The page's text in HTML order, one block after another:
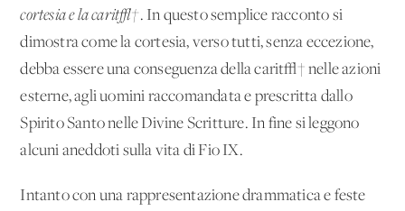
cortesia e la carit√†. In questo semplice racconto si
dimostra come la cortesia, verso tutti, senza eccezione,
debba essere una conseguenza della carit√† nelle azioni
esterne, agli uomini raccomandata e prescritta dallo
Spirito Santo nelle Divine Scritture. In fine si leggono
alcuni aneddoti sulla vita di Fio IX.
Intanto con una rappresentazione drammatica e feste